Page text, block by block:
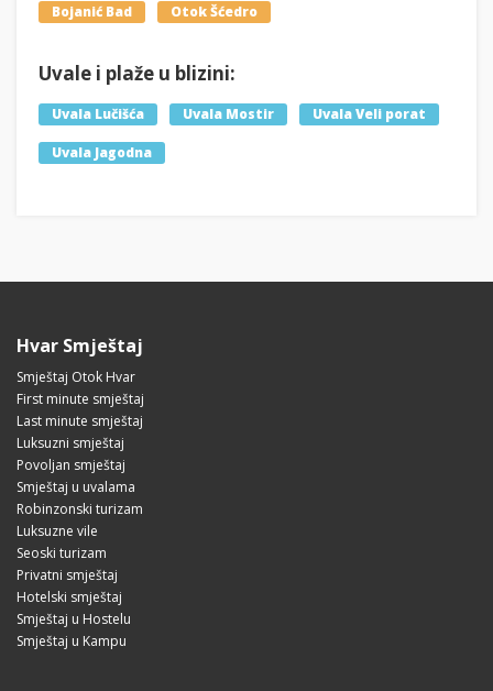
Bojanić Bad Otok Šćedro
Uvale i plaže u blizini:
Uvala Lučišća Uvala Mostir Uvala Veli porat
Uvala Jagodna
Hvar Smještaj
Smještaj Otok Hvar
First minute smještaj
Last minute smještaj
Luksuzni smještaj
Povoljan smještaj
Smještaj u uvalama
Robinzonski turizam
Luksuzne vile
Seoski turizam
Privatni smještaj
Hotelski smještaj
Smještaj u Hostelu
Smještaj u Kampu